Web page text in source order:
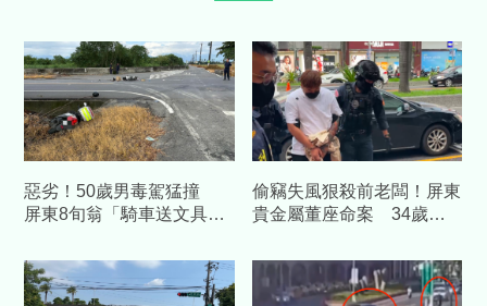
惡劣！50歲男毒駕猛撞
屏東8旬翁「騎車送文具」
偷竊失風狠殺前老闆！屏東
貴金屬董座命案 34歲前